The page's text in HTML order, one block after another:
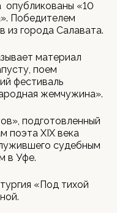
опубликованы «10
Победителем
из города Салавата.
материал
поем
фестиваль
жемчужина».
подготовленный
поэта XIX века
судебным
в Уфе.
«Под тихой